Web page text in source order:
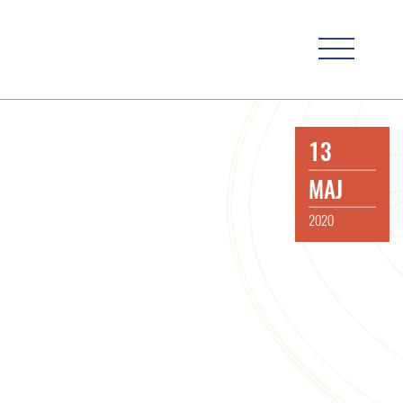
13
MAJ
2020